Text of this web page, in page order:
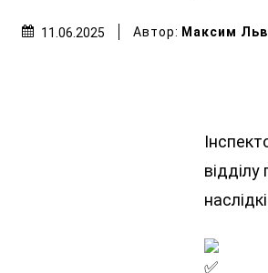
11.06.2025 Автор: Максим
відділу